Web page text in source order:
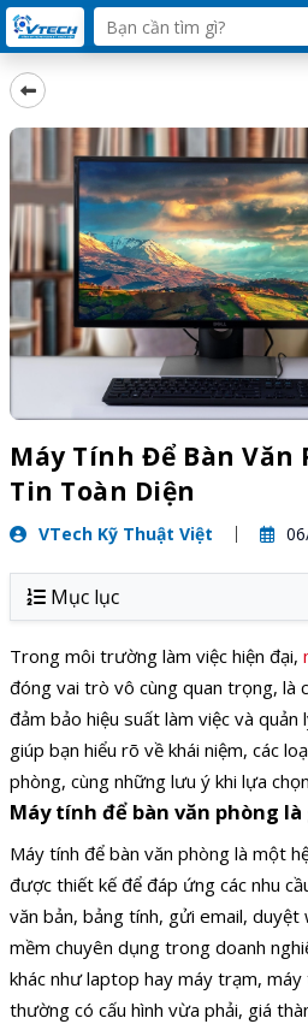
Máy Tính Để Bàn Văn
Tin Toàn Diện
VTech Kỹ Thuật Việt
Mục lục
Trong môi trường làm việc hiện đại,
đóng vai trò vô cùng quan trọng, là
đảm bảo hiệu suất làm việc và
giúp bạn hiểu rõ về khái niệm, các
phòng, cùng những lưu ý khi lựa
Máy tính để bàn văn phòng là
Máy tính để bàn văn phòng là một
được thiết kế để đáp ứng các nhu
văn bản, bảng tính, gửi email,
mềm chuyên dụng trong doanh
khác như laptop hay máy trạm,
thường có cấu hình vừa phải, giá